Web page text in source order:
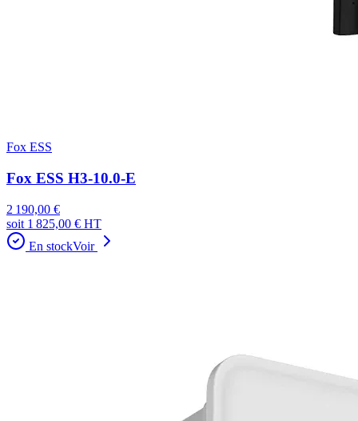
Fox ESS
Fox ESS H3-10.0-E
2 190,00 €
soit 1 825,00 € HT
En stockVoir